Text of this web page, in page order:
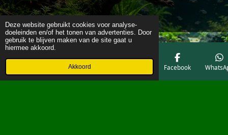
Deze website gebruikt cookies voor analyse-
doeleinden en/of het tonen van advertenties. Door
gebruik te blijven maken van de site gaat u
hiermee akkoord.
Akkoord
Telefoonnummer Facebook